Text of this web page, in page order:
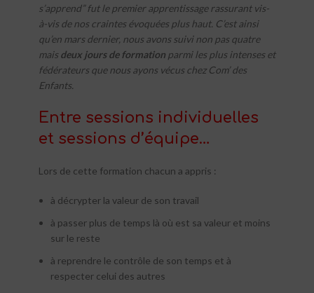
s’apprend” fut le premier apprentissage rassurant vis-
à-vis de nos craintes évoquées plus haut. C’est ainsi
qu’en mars dernier, nous avons suivi non pas quatre
maisdeux jours de formation parmi les plus intenses et
fédérateurs que nous ayons vécus chez Com’ des
Enfants.
Entre sessions individuelles
et sessions d’équipe…
Lors de cette formation chacun a appris :
à décrypter la valeur de son travail
à passer plus de temps là où est sa valeur et moins
sur le reste
à reprendre le contrôle de son temps et à
respecter celui des autres